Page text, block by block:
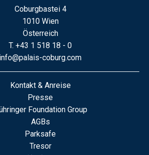
Coburgbastei 4
1010 Wien
Österreich
T. +43 1 518 18 - 0
info@palais-coburg.com
Kontakt & Anreise
Presse
Foundation Group
AGBs
Parksafe
Tresor